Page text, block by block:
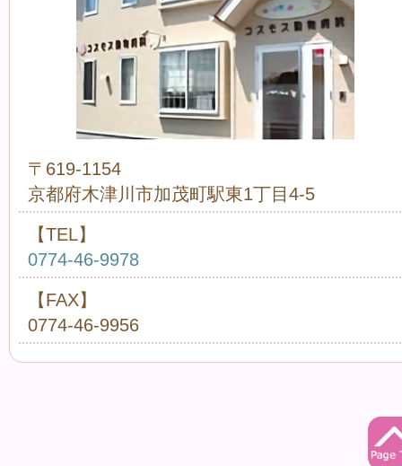
〒619-1154
京都府木津川市加茂町駅東1丁目4-5
【TEL】
0774-46-9978
【FAX】
0774-46-9956